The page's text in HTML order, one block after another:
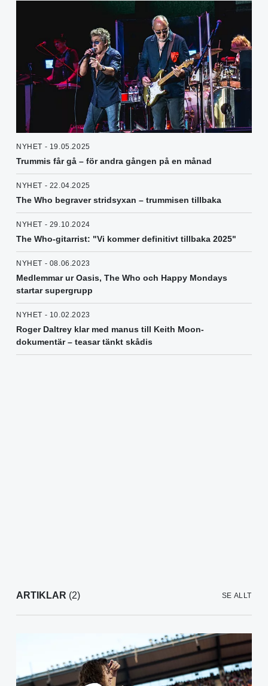
NYHET - 19.05.2025
Trummis får gå – för andra gången på en månad
NYHET - 22.04.2025
The Who begraver stridsyxan – trummisen tillbaka
NYHET - 29.10.2024
The Who-gitarrist: "Vi kommer definitivt tillbaka 2025"
NYHET - 08.06.2023
Medlemmar ur Oasis, The Who och Happy Mondays
startar supergrupp
NYHET - 10.02.2023
Roger Daltrey klar med manus till Keith Moon-
dokumentär – teasar tänkt skådis
ARTIKLAR (2) SE ALLT